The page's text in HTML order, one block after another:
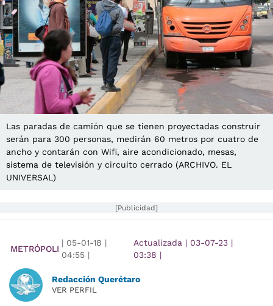
Las paradas de camión que se tienen proyectadas construir
serán para 300 personas, medirán 60 metros por cuatro de
ancho y contarán con Wifi, aire acondicionado, mesas,
sistema de televisión y circuito cerrado (ARCHIVO. EL
UNIVERSAL)
[Publicidad]
METRÓPOLI
| 05-01-18 |
04:55 |
Actualizada | 03-07-23 |
03:38 |
Redacción Querétaro
VER PERFIL